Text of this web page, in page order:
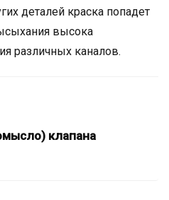
деталей краска попадет
высока
различных каналов.
клапана